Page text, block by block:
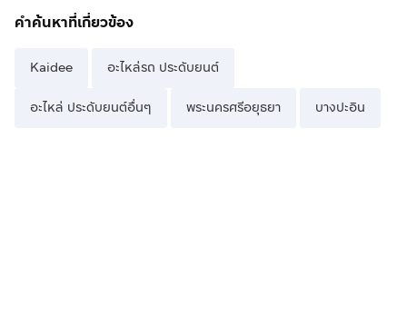
คำค้นหาที่เกี่ยวข้อง
Kaidee อะไหล่รถ ประดับยนต์
อะไหล่ ประดับยนต์อื่นๆ พระนครศรีอยุธยา บางปะอิน